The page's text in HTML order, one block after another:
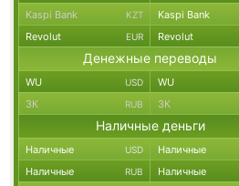
Kaspi Bank KZT Kaspi Bank
Revolut EUR Revolut
Денежные переводы
WU USD WU
ЗК RUB ЗК
Наличные деньги
Наличные USD Наличные
Наличные RUB Наличные